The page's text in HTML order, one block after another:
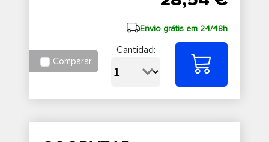
Envio grátis em 24/48h
Comparar
Cantidad: